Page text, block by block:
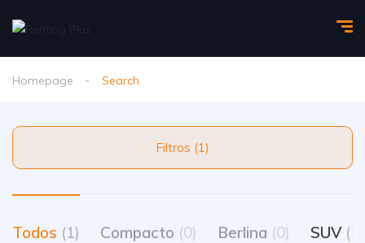
Homepage Search
Filtros (1)
Todos (1) Compacto (0) Berlina (0) SUV (1)